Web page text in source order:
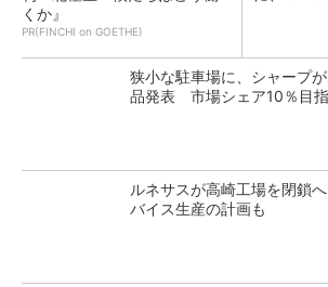
くか』
PR(FINCHI on GOETHE)
狭小な駐車場に、シャープ
品発表 市場シェア10％目
ルネサスが高崎工場を閉鎖
バイス生産の計画も